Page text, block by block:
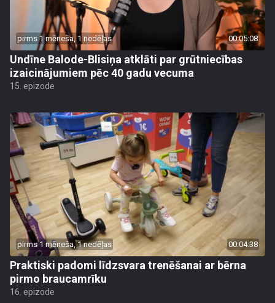
pirms 1 mēneša, 1 nedēļas 00:05:08
Undīne Balode-Blisiņa atklāti par grūtniecības
izaicinājumiem pēc 40 gadu vecuma
15. epizode
pirms 1 mēneša, 1 nedēļas 00:04:38
Praktiski padomi līdzsvara trenēšanai ar bērna
pirmo braucamrīku
16. epizode